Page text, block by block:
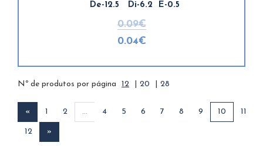
De-12.5 Di-6.2 E-0.5
0.09€
0.04€
Nº de produtos por página 12 20 28
« 1 2 ... 4 5 6 7 8 9 10 11
12 »